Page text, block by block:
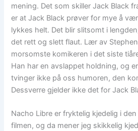
mening. Det som skiller Jack Black
er at Jack Black prøver for mye å
lykkes helt. Det blir slitsomt i
det rett og slett flaut. Lær av
morsomste komikeren i det siste
Han har en avslappet holdning, og
tvinger ikke på oss humoren, den
Dessverre gjelder ikke det for Jack
Nacho Libre er fryktelig kjedelig i
filmen, og da mener jeg skikkelig